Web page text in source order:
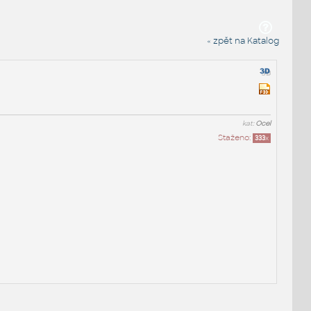
« zpět na Katalog
kat:Ocel
Staženo: 333x